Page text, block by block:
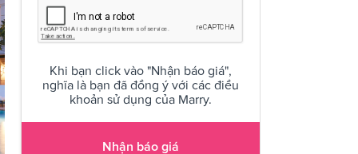
Khi bạn click vào "Nhận báo giá",
nghĩa là bạn đã đồng ý với các điều
khoản sử dụng của Marry.
Nhận báo giá